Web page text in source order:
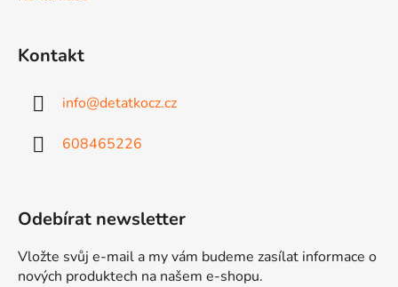
Kontakt
info@detatkocz.cz
608465226
Odebírat newsletter
Vložte svůj e-mail a my vám budeme zasílat informace o
nových produktech na našem e-shopu.